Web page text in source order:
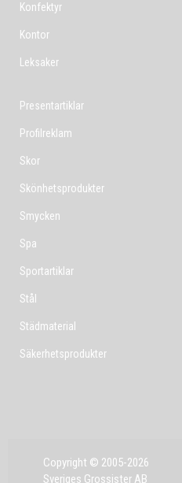
Konfektyr
Kontor
Leksaker
Presentartiklar
Profilreklam
Skor
Skönhetsprodukter
Smycken
Spa
Sportartiklar
Stål
Städmaterial
Säkerhetsprodukter
Copyright © 2005-2026
Sveriges Grossister AB